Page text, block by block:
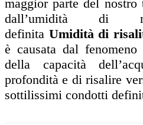
maggior parte del nostro
dall’umidità di
definita Umidità di
è causata dal
della capacità
profondità e di risalire
sottilissimi condotti